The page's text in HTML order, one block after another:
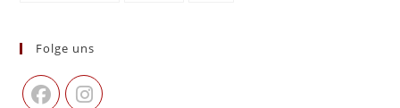
Folge uns